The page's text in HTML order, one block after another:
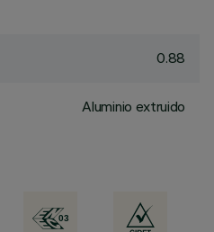
0.88
Aluminio extruido